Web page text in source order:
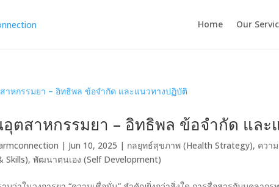
Home Our
อุตสาหกรรมยา – อิทธิพล ข้อจำกัด แล
| Jun 10, 2025 | กลยุทธ์สุขภาพ (Health Strategy), ควา
Skills),พัฒนาตนเอง (Self Development)